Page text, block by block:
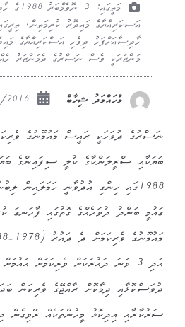
މަތީގައި:
ހާދިސާއަށްފަހު ދިވެހި އަސްކަރިއްޔާގެ
މަންޒަރަކީ ވެސް ނަސްރުގެ ދެމަންޒަރު
މުހައްމަދު ޝިހާބް
ނަސްރުގެ ދުވަހަކީ ރައީސް މައުމޫނުގެ
1988ގައި ހިންގި އުދުވާނީ ހަމަލައިން
ގައުމީ ބަންދު ދުވަހެއްގެ ގޮތުގައި ފާހަނގަ
އަދި 3 ވަނަ ދައުރަކަށް ވެރިކަމަށް
ދުވަސްކޮޅާއި ދިމާކޮށް ރާއްޖޭގެ ވެރިކަން
ސަރުކާރާއި އިދިކޮޅު މީހުންތަކެއް ރޭވިގެން